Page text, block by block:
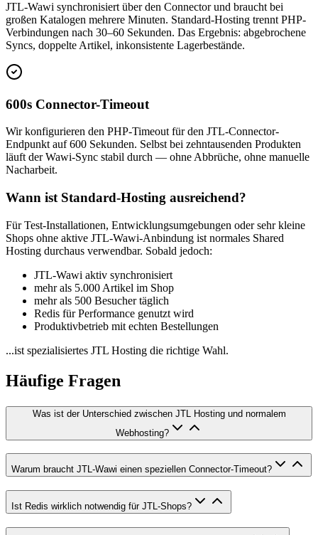
JTL-Wawi synchronisiert über den Connector und braucht bei
großen Katalogen mehrere Minuten. Standard-Hosting trennt PHP-
Verbindungen nach 30–60 Sekunden. Das Ergebnis: abgebrochene
Syncs, doppelte Artikel, inkonsistente Lagerbestände.
600s Connector-Timeout
Wir konfigurieren den PHP-Timeout für den JTL-Connector-
Endpunkt auf 600 Sekunden. Selbst bei zehntausenden Produkten
läuft der Wawi-Sync stabil durch — ohne Abbrüche, ohne manuelle
Nacharbeit.
Wann ist Standard-Hosting ausreichend?
Für Test-Installationen, Entwicklungsumgebungen oder sehr kleine
Shops ohne aktive JTL-Wawi-Anbindung ist normales Shared
Hosting durchaus verwendbar. Sobald jedoch:
JTL-Wawi aktiv synchronisiert
mehr als 5.000 Artikel im Shop
mehr als 500 Besucher täglich
Redis für Performance genutzt wird
Produktivbetrieb mit echten Bestellungen
...ist spezialisiertes JTL Hosting die richtige Wahl.
Häufige Fragen
Was ist der Unterschied zwischen JTL Hosting und normalem
Webhosting?
Warum braucht JTL-Wawi einen speziellen Connector-Timeout?
Ist Redis wirklich notwendig für JTL-Shops?